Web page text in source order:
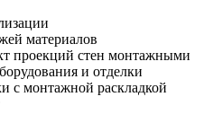
материалов
проекций стен монтажными
и отделки
с монтажной раскладкой